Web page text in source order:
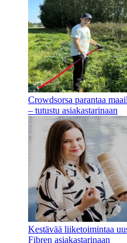
Crowdsorsa parantaa
– tutustu asiakastarinaan
Kestävää liiketoimintaa
Fibren asiakastarinaan